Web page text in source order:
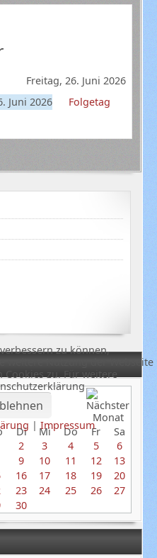
Di Mi Do Fr
Sa
2 3 4 5
6
9 10 11 12
13
16 17 18 19
20
23 24 25 26
27
30
Freitag, 26. Juni 2026
Juni 2026
Folgetag
zu können,
weitere Nutzung der Webseite
zu. Für weitere
|Impressum